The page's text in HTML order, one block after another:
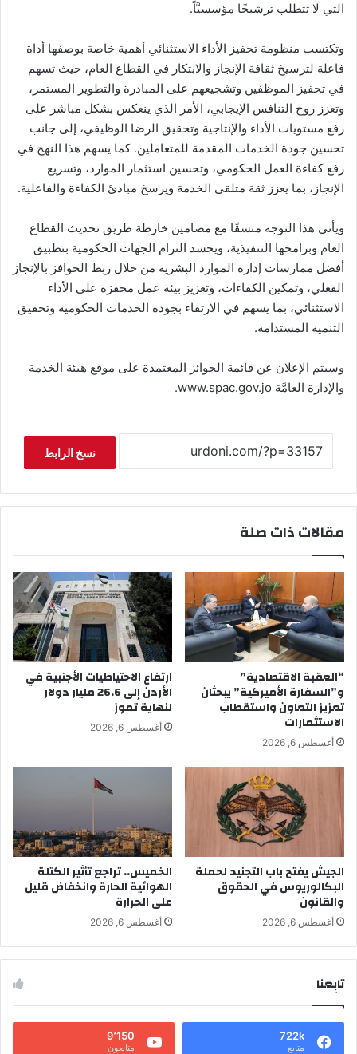
التي لا تتطلب ترشيحًا مؤسسيَّاً.
وتكتسب منظومة تحفيز الأداء الاستثنائي أهمية خاصة بوصفها أداة
فاعلة لترسيخ ثقافة الإنجاز والابتكار في القطاع العام، حيث تسهم
في تحفيز الموظفين وتشجيعهم على المبادرة والتطوير المستمر،
وتعزز روح التنافس الإيجابي، الأمر الذي ينعكس بشكل مباشر على
رفع مستويات الأداء والإنتاجية وتحقيق الرضا الوظيفي، إلى جانب
تحسين جودة الخدمات المقدمة للمتعاملين. كما يسهم هذا النهج في
رفع كفاءة العمل الحكومي، وتحسين استثمار الموارد، وتسريع
الإنجاز، بما يعزز ثقة متلقي الخدمة ويرسخ مبادئ الكفاءة والفاعلية.
ويأتي هذا التوجه متسقًا مع مضامين خارطة طريق تحديث القطاع
العام وبرامجها التنفيذية، ويجسد التزام الجهات الحكومية بتطبيق
أفضل ممارسات إدارة الموارد البشرية من خلال ربط الحوافز بالإنجاز
الفعلي، وتمكين الكفاءات، وتعزيز بيئة عمل محفزة على الأداء
الاستثنائي، بما يسهم في الارتقاء بجودة الخدمات الحكومية وتحقيق
التنمية المستدامة.
وسيتم الإعلان عن قائمة الجوائز المعتمدة على موقع هيئة الخدمة
والإدارة العامَّة www.spac.gov.jo.
نسخ الرابط
مقالات ذات صلة
“العقبة الاقتصادية”
و”السفارة الأميركية” يبحثان
تعزيز التعاون واستقطاب
الاستثمارات
أغسطس 6, 2026
ارتفاع الاحتياطيات الأجنبية في
الأردن إلى 26.6 مليار دولار
لنهاية تموز
أغسطس 6, 2026
الجيش يفتح باب التجنيد لحملة
البكالوريوس في الحقوق
والقانون
أغسطس 6, 2026
الخميس.. تراجع تأثير الكتلة
الهوائية الحارة وانخفاض قليل
على الحرارة
أغسطس 6, 2026
تابِعنا
722k
متابع
9٬150
متابعون